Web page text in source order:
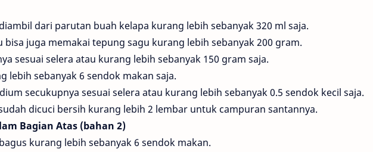
dari parutan buah kelapa kurang lebih sebanyak 320 ml saja.
bisa juga memakai tepung sagu kurang lebih sebanyak 200 gram.
sesuai selera atau kurang lebih sebanyak 150 gram saja.
lebih sebanyak 6 sendok makan saja.
secukupnya sesuai selera atau kurang lebih sebanyak 0.5 sendok kecil saja.
dicuci bersih kurang lebih 2 lembar untuk campuran santannya.
Bagian Atas (bahan 2)
kurang lebih sebanyak 6 sendok makan.